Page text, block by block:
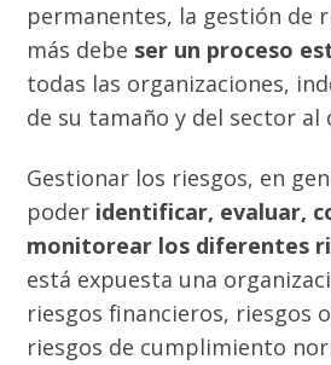
permanentes, la gestión de
más debe ser un proceso
todas las organizaciones,
de su tamaño y del sector al
Gestionar los riesgos, en
poder identificar, evaluar,
monitorear los diferentes
está expuesta una
riesgos financieros, riesgos
riesgos de cumplimiento